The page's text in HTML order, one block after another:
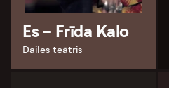
Es - Frīda Kalo
Dailes teātris